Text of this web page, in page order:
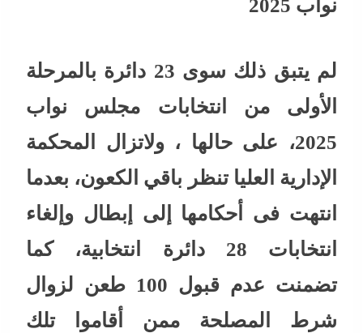
نواب 2025
لم يتبق ذلك سوى 23 دائرة بالمرحلة
الأولى من انتخابات مجلس نواب
2025، على حالها ، ولاتزال المحكمة
الإدارية العليا تنظر باقي الكعون، بعدما
انتهت فى أحكامها إلى إبطال وإلغاء
انتخابات 28 دائرة انتخابية، كما
تضمنت عدم قبول 100 طعن لزوال
شرط المصلحة ممن أقاموا تلك